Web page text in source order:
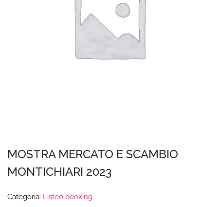
MOSTRA MERCATO E SCAMBIO
MONTICHIARI 2023
Categoria: Listeo booking